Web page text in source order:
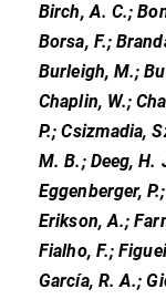
Birch, A. C.;
Borsa, F.;
Burleigh, M.;
Chaplin, W.;
P.; Csizmadia,
M. B.; Deeg, H.
Eggenberger,
Erikson, A.;
Fialho, F.;
García, R. A.;